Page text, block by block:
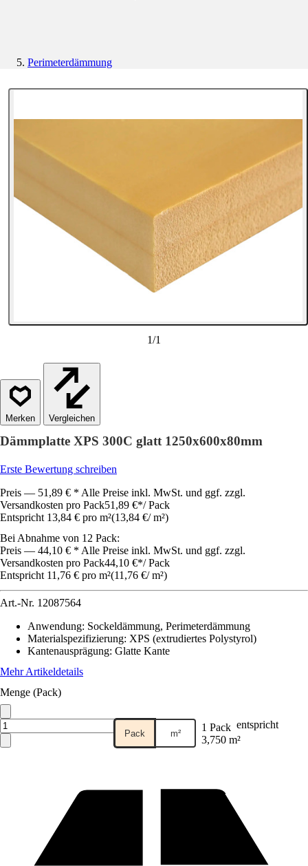
Perimeterdämmung
1/1
Vergleichen
Dämmplatte XPS 300C glatt 1250x600x80mm
Erste Bewertung schreiben
Preis — 51,89 € * Alle Preise inkl. MwSt. und ggf. zzgl.
Versandkosten pro Pack51,89 €*/ Pack
Entspricht 13,84 € pro m²(13,84 €/ m²)
Bei Abnahme von 12 Pack:
Preis — 44,10 € * Alle Preise inkl. MwSt. und ggf. zzgl.
Versandkosten pro Pack44,10 €*/ Pack
Entspricht 11,76 € pro m²(11,76 €/ m²)
Art.-Nr. 12087564
Anwendung: Sockeldämmung, Perimeterdämmung
Materialspezifizierung: XPS (extrudiertes Polystyrol)
Kantenausprägung: Glatte Kante
Mehr Artikeldetails
Menge (Pack)
Pack m² 1 Pack entspricht
3,750 m²